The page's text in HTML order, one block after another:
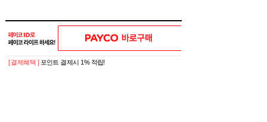
[ 결제혜택 ] 포인트 결제시 1% 적립!